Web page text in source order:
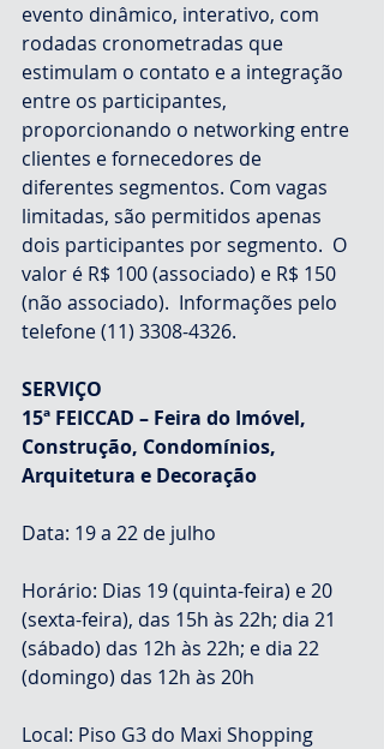
evento dinâmico, interativo, com
rodadas cronometradas que
estimulam o contato e a integração
entre os participantes,
proporcionando o networking entre
clientes e fornecedores de
diferentes segmentos. Com vagas
limitadas, são permitidos apenas
dois participantes por segmento.  O
valor é R$ 100 (associado) e R$ 150
(não associado).  Informações pelo
telefone (11) 3308-4326.
SERVIÇO
15ª FEICCAD – Feira do Imóvel,
Construção, Condomínios,
Arquitetura e Decoração
Data: 19 a 22 de julho
Horário: Dias 19 (quinta-feira) e 20
(sexta-feira), das 15h às 22h; dia 21
(sábado) das 12h às 22h; e dia 22
(domingo) das 12h às 20h
Local: Piso G3 do Maxi Shopping